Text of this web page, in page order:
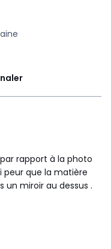
rapport à la photo
peur que la matière
un miroir au dessus .